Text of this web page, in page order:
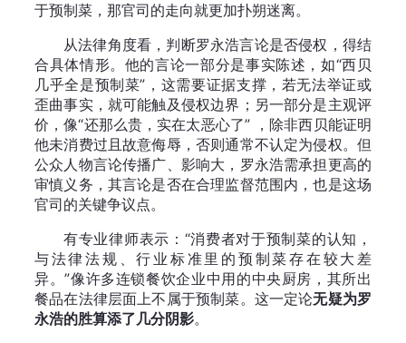
于预制菜，那官司的走向就更加扑朔迷离。
从法律角度看，判断罗永浩言论是否侵权，得结
合具体情形。他的言论一部分是事实陈述，如“西贝
几乎全是预制菜”，这需要证据支撑，若无法举证或
歪曲事实，就可能触及侵权边界；另一部分是主观评
价，像“还那么贵，实在太恶心了” ，除非西贝能证明
他未消费过且故意侮辱，否则通常不认定为侵权。但
公众人物言论传播广、影响大，罗永浩需承担更高的
审慎义务，其言论是否在合理监督范围内，也是这场
官司的关键争议点。
有专业律师表示：“消费者对于预制菜的认知，
与法律法规、行业标准里的预制菜存在较大差
异。”像许多连锁餐饮企业中用的中央厨房，其所出
餐品在法律层面上不属于预制菜。这一定论无疑为罗
永浩的胜算添了几分阴影。